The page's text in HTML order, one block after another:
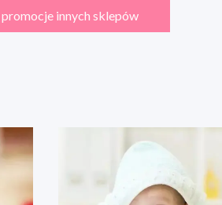
innych sklepów